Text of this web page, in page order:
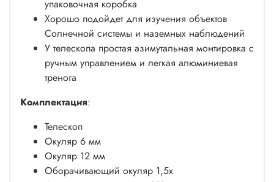
упаковочная коробка
Хорошо подойдет для изучения объектов
Солнечной системы и наземных наблюдений
У телескопа простая азимутальная монтировка с
ручным управлением и легкая алюминиевая
тренога
Комплектация:
Телескоп
Окуляр 6 мм
Окуляр 12 мм
Оборачивающий окуляр 1,5х